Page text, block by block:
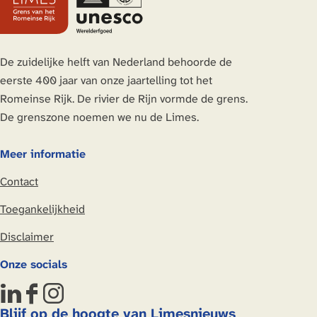
e
p
g
i
n
a
p
L
n
k
I
n
e
p
a
F
c
e
o
o
k
e
p
i
a
e
p
g
a
p
De zuidelijke helft van Nederland behoorde de
eerste 400 jaar van onze jaartelling tot het
Romeinse Rijk. De rivier de Rijn vormde de grens.
De grenszone noemen we nu de Limes.
Meer informatie
Contact
Toegankelijkheid
Disclaimer
Onze socials
L
F
I
Blijf op de hoogte van Limesnieuws